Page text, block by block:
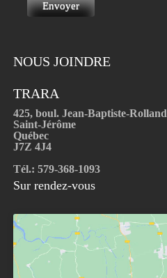
NOUS JOINDRE
TRARA
425, boul. Jean-Baptiste-
Saint-Jérôme
Québec
J7Z 4J4
Tél.: 579-368-1093
Sur rendez-vous